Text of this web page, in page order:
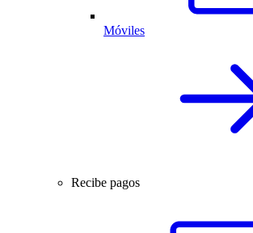
Móviles
Recibe pagos